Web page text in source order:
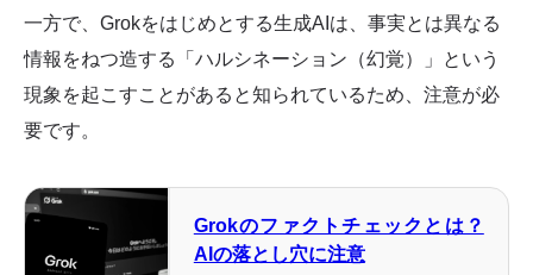
一方で、Grokをはじめとする生成AIは、事実とは異なる
情報をねつ造する「ハルシネーション（幻覚）」という
現象を起こすことがあると知られているため、注意が必
要です。
Grokのファクトチェックとは？
AIの落とし穴に注意